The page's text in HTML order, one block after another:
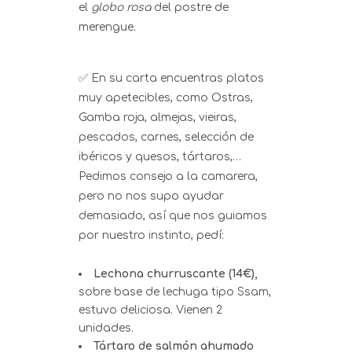
el globo rosadel postre de
merengue.
✅ En su carta encuentras platos
muy apetecibles, como Ostras,
Gamba roja, almejas, vieiras,
pescados, carnes, selección de
ibéricos y quesos, tártaros,…
Pedimos consejo a la camarera,
pero no nos supo ayudar
demasiado, así que nos guiamos
por nuestro instinto, pedí:
Lechona churruscante (14€),
sobre base de lechuga tipo Ssam,
estuvo deliciosa. Vienen 2
unidades.
Tártaro de salmón ahumado